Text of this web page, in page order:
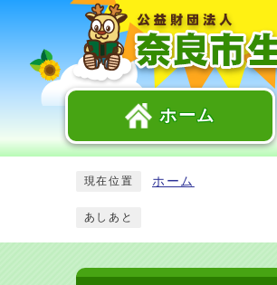
ホーム
現在位置 ホーム
あしあと